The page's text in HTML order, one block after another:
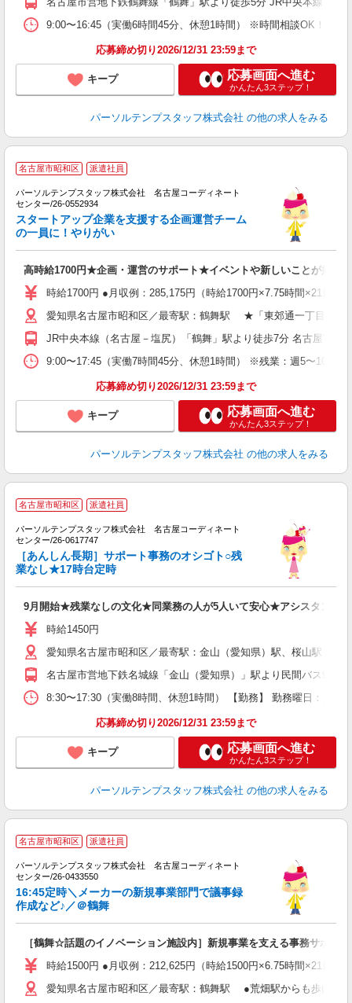
9:00〜16:45（実働6時間45分、休憩1時間） ※時間相談OK！
応募締め切り2026/12/31 23:59まで
キープ 応募画面へ進む
かんたん3ステップ！
パーソルテンプスタッフ株式会社 の他の求人をみる
名古屋市昭和区 派遣社員
パーソルテンプスタッフ株式会社 名古屋コーディネート
センター/26-0552934
スタートアップ企業を支援する企画運営チーム
の一員に！やりがい
高時給1700円★企画・運営のサポート★イベントや新しいことが好き
時給1700円 ●月収例：285,175円（時給1700円×7.75時間×21日＋
愛知県名古屋市昭和区／最寄駅：鶴舞駅 ★「東郊通一丁目」
JR中央本線（名古屋－塩尻）「鶴舞」駅より徒歩7分 名古屋市営
9:00〜17:45（実働7時間45分、休憩1時間） ※残業：週5〜10時
応募締め切り2026/12/31 23:59まで
キープ 応募画面へ進む
かんたん3ステップ！
パーソルテンプスタッフ株式会社 の他の求人をみる
名古屋市昭和区 派遣社員
パーソルテンプスタッフ株式会社 名古屋コーディネート
センター/26-0617747
［あんしん長期］サポート事務のオシゴト○残
業なし★17時台定時
9月開始★残業なしの文化★同業務の人が5人いて安心★アシスタント
時給1450円
愛知県名古屋市昭和区／最寄駅：金山（愛知県）駅、桜山駅 ●
名古屋市営地下鉄名城線「金山（愛知県）」駅より民間バス9分
8:30〜17:30（実働8時間、休憩1時間） 【勤務】 勤務曜日：月
応募締め切り2026/12/31 23:59まで
キープ 応募画面へ進む
かんたん3ステップ！
パーソルテンプスタッフ株式会社 の他の求人をみる
名古屋市昭和区 派遣社員
パーソルテンプスタッフ株式会社 名古屋コーディネート
センター/26-0433550
16:45定時＼メーカーの新規事業部門で議事録
作成など♪／＠鶴舞
［鶴舞☆話題のイノベーション施設内］新規事業を支える事務サポー
時給1500円 ●月収例：212,625円（時給1500円×6.75時間×21日）
愛知県名古屋市昭和区／最寄駅：鶴舞駅 ●荒畑駅からも歩けます